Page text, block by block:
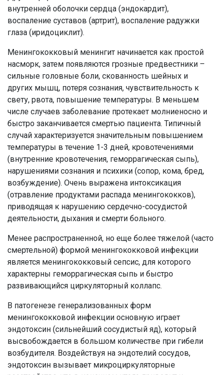
внутренней оболочки сердца (эндокардит),
воспаление суставов (артрит), воспаление радужки
глаза (иридоциклит).
Менингококковый менингит начинается как простой
насморк, затем появляются грозные предвестники –
сильные головные боли, скованность шейных и
других мышц, потеря сознания, чувствительность к
свету, рвота, повышение температуры. В меньшем
числе случаев заболевание протекает молниеносно и
быстро заканчивается смертью пациента. Типичный
случай характеризуется значительным повышением
температуры в течение 1-3 дней, кровотечениями
(внутренние кровотечения, геморрагическая сыпь),
нарушениями сознания и психики (сопор, кома, бред,
возбуждение). Очень выражена интоксикация
(отравление продуктами распада менингококков),
приводящая к нарушению сердечно-сосудистой
деятельности, дыхания и смерти больного.
Менее распространенной, но еще более тяжелой (часто
смертельной) формой менингококковой инфекции
является менингококковый сепсис, для которого
характерны геморрагическая сыпь и быстро
развивающийся циркуляторный коллапс.
В патогенезе генерализованных форм
менингококковой инфекции основную играет
эндотоксин (сильнейший сосудистый яд), который
высвобождается в большом количестве при гибели
возбудителя. Воздействуя на эндотелий сосудов,
эндотоксин вызывает микроциркуляторные